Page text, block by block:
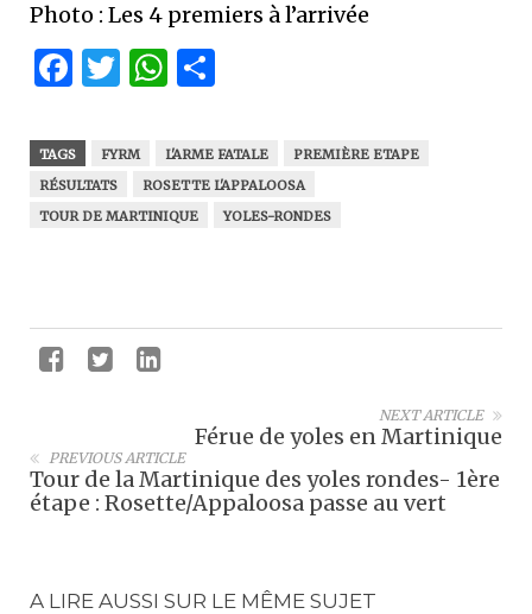
Photo : Les 4 premiers à l’arrivée
Facebook
Twitter
WhatsApp
TAGS FYRM L'ARME FATALE
PREMIÈRE ETAPE
RÉSULTATS
ROSETTE L'APPALOOSA
TOUR DE MARTINIQUE
YOLES-RONDES
NEXT ARTICLE
Férue de yoles en Martinique
PREVIOUS ARTICLE
Tour de la Martinique des yoles rondes- 1ère
étape : Rosette/Appaloosa passe au vert
A LIRE AUSSI SUR LE MÊME SUJET